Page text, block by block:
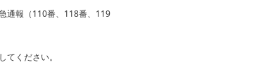
通報（110番、118番、119
ください。